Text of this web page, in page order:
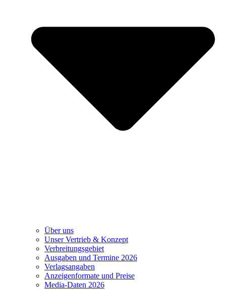
Über uns
Unser Vertrieb & Konzept
Verbreitungsgebiet
Ausgaben und Termine 2026
Verlagsangaben
Anzeigenformate und Preise
Media-Daten 2026